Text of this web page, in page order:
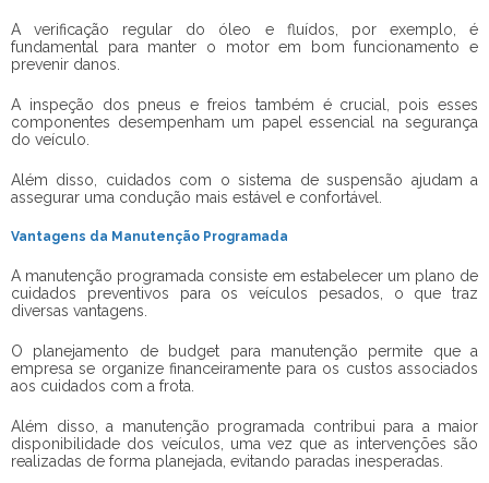
A verificação regular do óleo e fluídos, por exemplo, é
fundamental para manter o motor em bom funcionamento e
prevenir danos.
A inspeção dos pneus e freios também é crucial, pois esses
componentes desempenham um papel essencial na segurança
do veículo.
Além disso, cuidados com o sistema de suspensão ajudam a
assegurar uma condução mais estável e confortável.
Vantagens da Manutenção Programada
A manutenção programada consiste em estabelecer um plano de
cuidados preventivos para os veículos pesados, o que traz
diversas vantagens.
O planejamento de budget para manutenção permite que a
empresa se organize financeiramente para os custos associados
aos cuidados com a frota.
Além disso, a manutenção programada contribui para a maior
disponibilidade dos veículos, uma vez que as intervenções são
realizadas de forma planejada, evitando paradas inesperadas.